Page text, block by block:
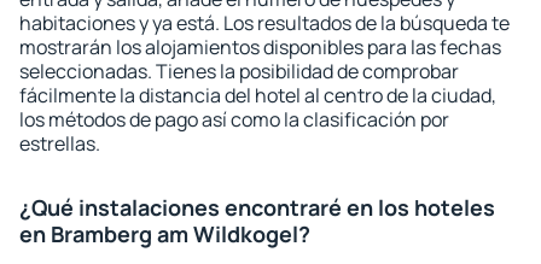
habitaciones y ya está. Los resultados de la búsqueda te
mostrarán los alojamientos disponibles para las fechas
seleccionadas. Tienes la posibilidad de comprobar
fácilmente la distancia del hotel al centro de la ciudad,
los métodos de pago así como la clasificación por
estrellas.
¿Qué instalaciones encontraré en los hoteles
en Bramberg am Wildkogel?